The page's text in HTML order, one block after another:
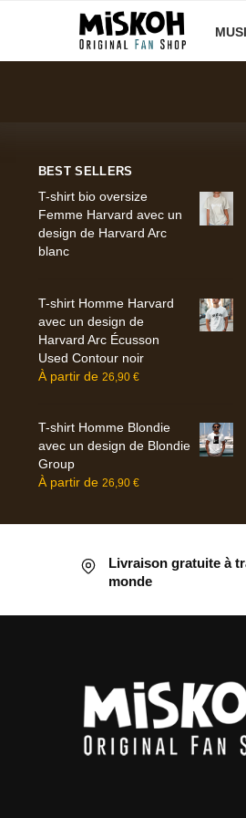
BEST SELLERS
T-shirt bio oversize
Femme Harvard avec un
design de Harvard Arc
blanc
T-shirt Homme Harvard
avec un design de
Harvard Arc Écusson
Used Contour noir
À partir de 26,90 €
T-shirt Homme Blondie
avec un design de Blondie
Group
À partir de 26,90 €
Livraison gratuite à
monde